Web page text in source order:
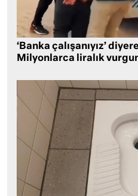
‘Banka çalışanıyız’
Milyonlarca liralık